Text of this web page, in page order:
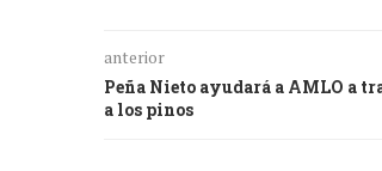
anterior
Peña Nieto ayudará a AMLO a
a los pinos